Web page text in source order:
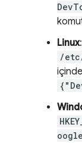
Linux:
/
içinde